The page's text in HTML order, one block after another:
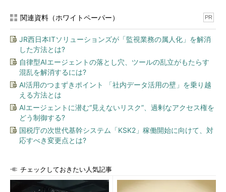
関連資料（ホワイトペーパー） PR
JR西日本ITソリューションズが「監視業務の属人化」を解消
した方法とは?
自律型AIエージェントの落とし穴、ツールの乱立がもたらす
混乱を解消するには?
AI活用のつまずきポイント 「社内データ活用の壁」を乗り越
える方法とは
AIエージェントに潜む“見えないリスク”、過剰なアクセス権を
どう制御する?
国税庁の次世代基幹システム「KSK2」稼働開始に向けて、対
応すべき変更点とは?
チェックしておきたい人気記事